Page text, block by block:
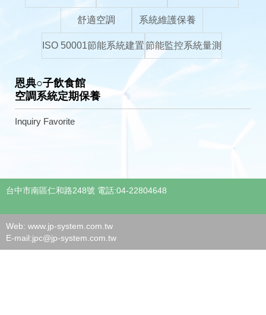
舒適空調 系統維護保養
ISO 50001節能系統建置節能監控系統量測
恩典○子飲食館
空調系統定期保養
Inquiry Favorite
台中市南區仁和路248號 電話:04-22804648
Web: www.jp-system.com.tw
E-mail:jpc@jp-system.com.tw